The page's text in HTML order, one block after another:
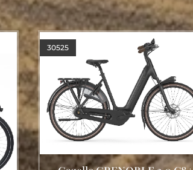
30630